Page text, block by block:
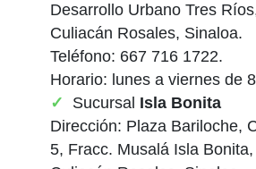
Desarrollo Urbano Tres
Culiacán Rosales, Sinaloa.
Teléfono: 667 716 1722.
Horario: lunes a viernes de
Sucursal Isla Bonita
Dirección: Plaza Bariloche,
5, Fracc. Musalá Isla